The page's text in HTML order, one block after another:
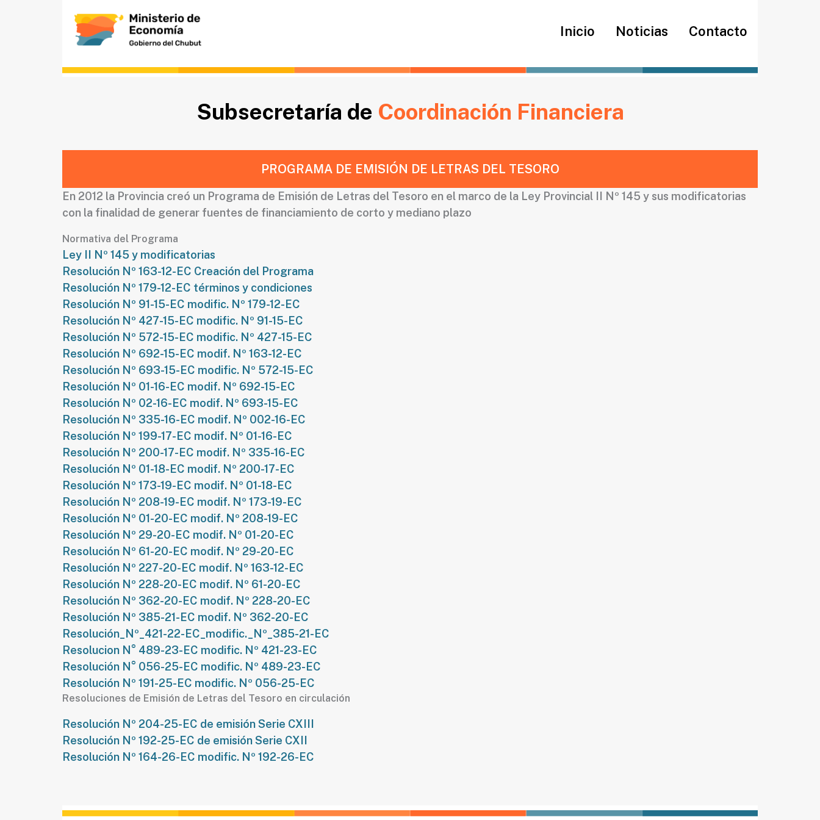
Inicio Noticias Contacto
Subsecretaría de Coordinación Financiera
PROGRAMA DE EMISIÓN DE LETRAS DEL TESORO
En 2012 la Provincia creó un Programa de Emisión de Letras del Tesoro en el marco de la Ley Provincial II Nº 145 y sus modificatorias
con la finalidad de generar fuentes de financiamiento de corto y mediano plazo
Normativa del Programa
Ley II Nº 145 y modificatorias
Resolución Nº 163-12-EC Creación del Programa
Resolución Nº 179-12-EC términos y condiciones
Resolución Nº 91-15-EC modific. Nº 179-12-EC
Resolución Nº 427-15-EC modific. Nº 91-15-EC
Resolución Nº 572-15-EC modific. Nº 427-15-EC
Resolución Nº 692-15-EC modif. Nº 163-12-EC
Resolución Nº 693-15-EC modific. Nº 572-15-EC
Resolución Nº 01-16-EC modif. Nº 692-15-EC
Resolución Nº 02-16-EC modif. Nº 693-15-EC
Resolución Nº 335-16-EC modif. Nº 002-16-EC
Resolución Nº 199-17-EC modif. Nº 01-16-EC
Resolución Nº 200-17-EC modif. Nº 335-16-EC
Resolución Nº 01-18-EC modif. Nº 200-17-EC
Resolución Nº 173-19-EC modif. Nº 01-18-EC
Resolución Nº 208-19-EC modif. Nº 173-19-EC
Resolución Nº 01-20-EC modif. Nº 208-19-EC
Resolución Nº 29-20-EC modif. Nº 01-20-EC
Resolución Nº 61-20-EC modif. Nº 29-20-EC
Resolución Nº 227-20-EC modif. Nº 163-12-EC
Resolución Nº 228-20-EC modif. Nº 61-20-EC
Resolución Nº 362-20-EC modif. Nº 228-20-EC
Resolución Nº 385-21-EC modif. Nº 362-20-EC
Resolución_Nº_421-22-EC_modific._Nº_385-21-EC
Resolucion N° 489-23-EC modific. Nº 421-23-EC
Resolución N° 056-25-EC modific. Nº 489-23-EC
Resolución Nº 191-25-EC modific. Nº 056-25-EC
Resoluciones de Emisión de Letras del Tesoro en circulación
Resolución Nº 204-25-EC de emisión Serie CXIII
Resolución Nº 192-25-EC de emisión Serie CXII
Resolución Nº 164-26-EC modific. Nº 192-26-EC